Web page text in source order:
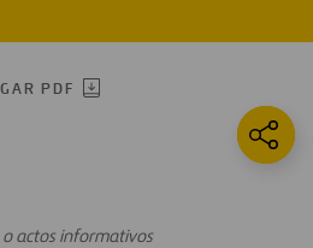
PDF
actos informativos